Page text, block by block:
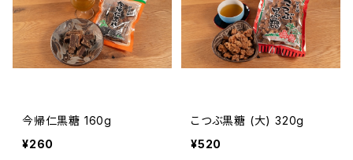
今帰仁黒糖 160g
¥260
こつぶ黒糖 (大) 320g
¥520